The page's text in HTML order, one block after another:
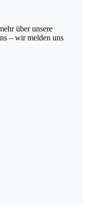
über unsere
– wir melden uns